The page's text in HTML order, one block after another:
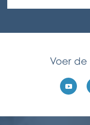
Voer de